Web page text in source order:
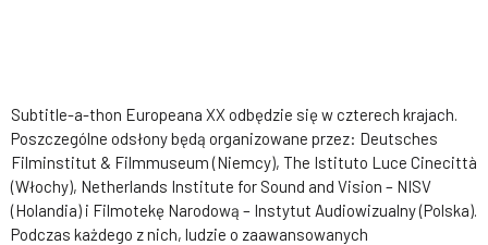
Subtitle-a-thon Europeana XX odbędzie się w czterech krajach.
Poszczególne odsłony będą organizowane przez: Deutsches
Filminstitut & Filmmuseum (Niemcy), The Istituto Luce Cinecittà
(Włochy), Netherlands Institute for Sound and Vision – NISV
(Holandia) i Filmotekę Narodową – Instytut Audiowizualny (Polska).
Podczas każdego z nich, ludzie o zaawansowanych